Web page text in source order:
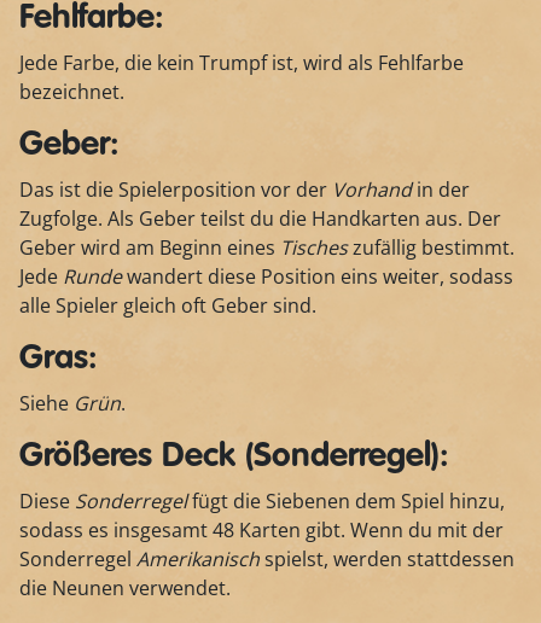
Fehlfarbe:
Jede Farbe, die kein Trumpf ist, wird als Fehlfarbe
bezeichnet.
Geber:
Das ist die Spielerposition vor der Vorhandin der
Zugfolge. Als Geber teilst du die Handkarten aus. Der
Geber wird am Beginn eines Tischeszufällig bestimmt.
Jede Rundewandert diese Position eins weiter, sodass
alle Spieler gleich oft Geber sind.
Gras:
Siehe Grün.
Größeres Deck (Sonderregel):
Diese Sonderregelfügt die Siebenen dem Spiel hinzu,
sodass es insgesamt 48 Karten gibt. Wenn du mit der
Sonderregel Amerikanischspielst, werden stattdessen
die Neunen verwendet.